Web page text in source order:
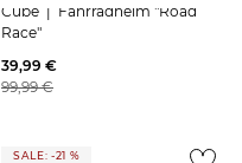
Cube | Fahrradhelm "Road
Race"
39,99 €
99,99 €
SALE: -21 %